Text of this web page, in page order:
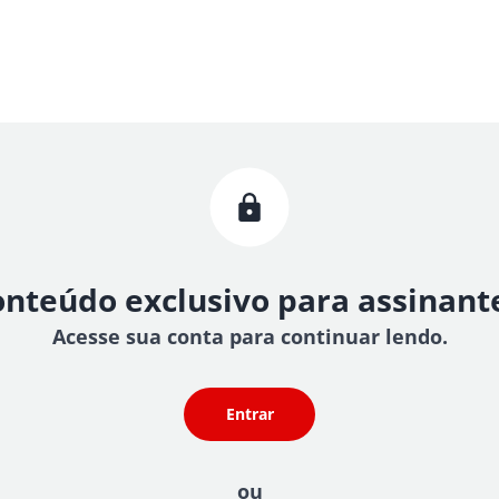
exclusivo para
Acesse sua conta para continuar lendo.
Entrar
ou